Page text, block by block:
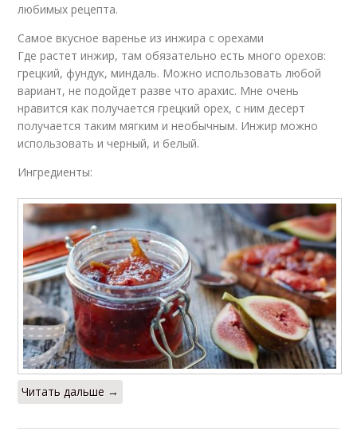
Лимонное варение Варение без варки
Варение из черники
Черничное варение
любимых рецепта.
Самое вкусное варенье из инжира с орехами
Где растет инжир, там обязательно есть много орехов:
грецкий, фундук, миндаль. Можно использовать любой
вариант, не подойдет разве что арахис. Мне очень
нравится как получается грецкий орех, с ним десерт
получается таким мягким и необычным. Инжир можно
использовать и черный, и белый.
Ингредиенты:
Читать дальше →